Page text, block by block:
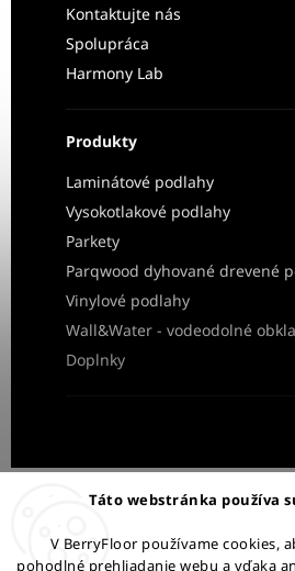
Táto webstránka používa
V BerryFloor používame cookies,
pohodlné prehliadanie webu a vďaka
Kontaktujte nás
Spolupráca
Harmony Lab
Produkty
Laminátové podlahy
Vysokotlakové podlahy
Parkety
Parqwood dyhované drevené
Vinylové podlahy
Wall&Water - vodeodolné
Doplnky
Obchodné podmienkyOchrana